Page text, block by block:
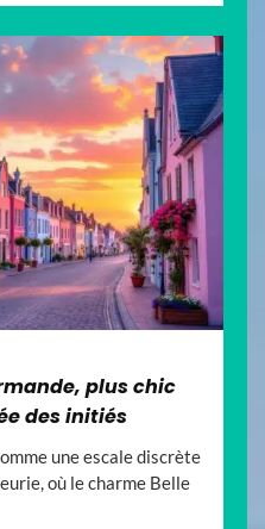
plus chic
des initiés
une escale discrète
où le charme Belle